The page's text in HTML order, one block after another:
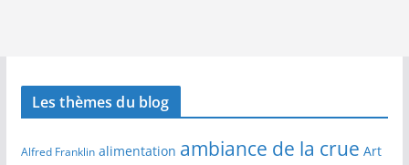
Les thèmes du blog
Alfred Franklin alimentation ambiance de la crue Art